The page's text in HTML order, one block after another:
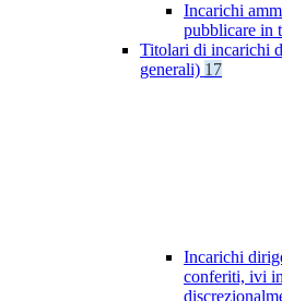
Incarichi
pubblicare in
Titolari di incarichi
generali) 17
Incarichi
conferiti, ivi